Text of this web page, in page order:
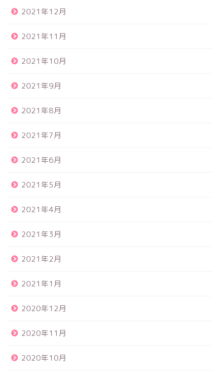
2021年12月
2021年11月
2021年10月
2021年9月
2021年8月
2021年7月
2021年6月
2021年5月
2021年4月
2021年3月
2021年2月
2021年1月
2020年12月
2020年11月
2020年10月